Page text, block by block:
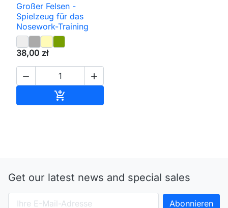
Großer Felsen -
Spielzeug für das
Nosework-Training
38,00 zł
 

Get our latest news and special sales